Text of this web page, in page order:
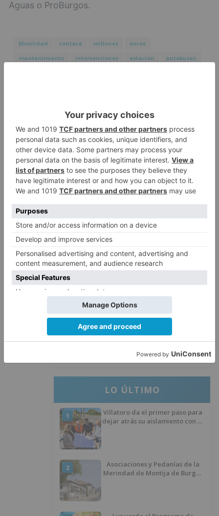
Aguas o ProBurgos.
Movilidad contará millones
euros
mantenimiento
intervenciones estación autobuses
1
Detienen a un joven de 27 años
por el robo de cableado y por
atentado contra los agentes
2
Calor y posibles tormentas en
Burgos durante el eclipse del 12
de agosto
3
Santiago Lencina, nuevo
refuerzo del Burgos CF para la
4
El Burgos CF anuncia que Álex
izquierda
Detenidas tres personas en
Quintanar de la Sierra con
hachís, cocaína y marihuana
ocultos en su vehículo
LO ÚLTIMO
1
Villatoro da el primer paso para
dejar atrás su aislamiento con el
2
Asociaciones y Pedanías de la
Merindad de Montija de Burgos